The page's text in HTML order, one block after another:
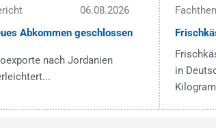
06.08.2026
Abkommen geschlossen
nach Jordanien
in